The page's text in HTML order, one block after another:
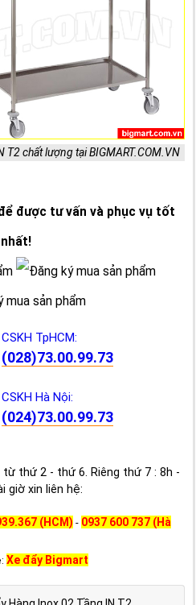
chất lượng tại BIGMART.COM.VN
được tư vấn và phục vụ tốt
nhất!
CSKH TpHCM:
(028)73.00.99.73
CSKH Hà Nội:
(024)73.00.99.73
thứ 2 - thứ 6. Riêng thứ 7 : 8h -
giờ xin liên hệ:
(HCM) - 0937 600 737 (Hà
Xe đẩy Bigmart